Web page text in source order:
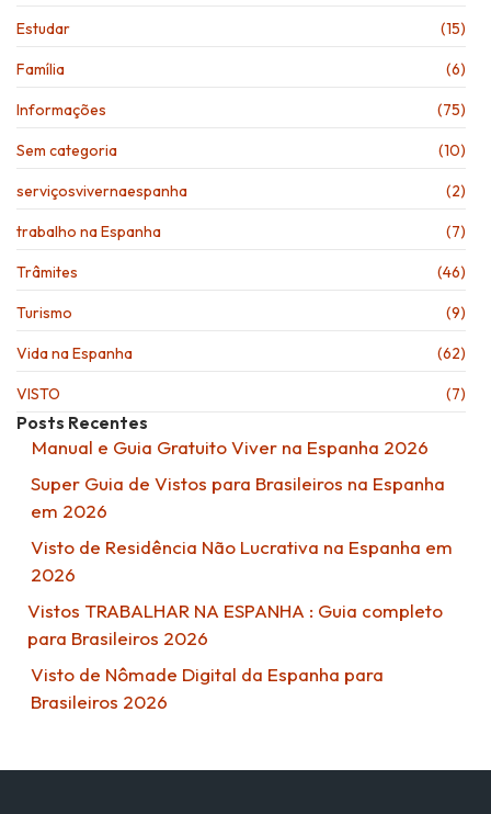
Estudar (15)
Família (6)
Informações (75)
Sem categoria (10)
serviçosvivernaespanha (2)
trabalho na Espanha (7)
Trâmites (46)
Turismo (9)
Vida na Espanha (62)
VISTO (7)
Posts Recentes
Manual e Guia Gratuito Viver na Espanha 2026
Super Guia de Vistos para Brasileiros na Espanha
em 2026
Visto de Residência Não Lucrativa na Espanha em
2026
Vistos TRABALHAR NA ESPANHA : Guia completo
para Brasileiros 2026
Visto de Nômade Digital da Espanha para
Brasileiros 2026